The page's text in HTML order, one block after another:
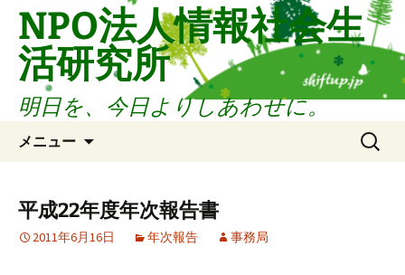
へ
キ
NPO法人情報社会生
活研究所
明日を、今日よりしあわせに。
メニュー
検
索:
平成22年度年次報告書
2011年6月16日 年次報告 事務局